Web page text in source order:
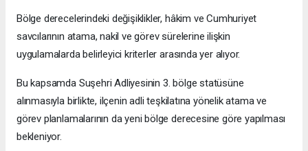
Bölge derecelerindeki değişiklikler, hâkim ve Cumhuriyet
savcılarının atama, nakil ve görev sürelerine ilişkin
uygulamalarda belirleyici kriterler arasında yer alıyor.
Bu kapsamda Suşehri Adliyesinin 3. bölge statüsüne
alınmasıyla birlikte, ilçenin adli teşkilatına yönelik atama ve
görev planlamalarının da yeni bölge derecesine göre yapılması
bekleniyor.